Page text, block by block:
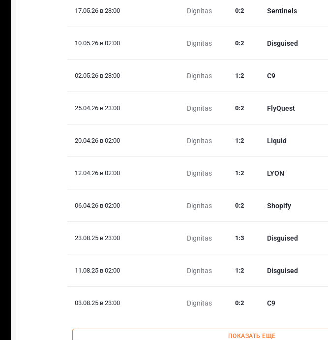
17.05.26 в 23:00 Dignitas Sentinels
0:2
10.05.26 в 02:00 Dignitas Disguised
0:2
02.05.26 в 23:00 Dignitas C9
1 :2
25.04.26 в 23:00 Dignitas FlyQuest
0:2
20.04.26 в 02:00 Dignitas Liquid
1 :2
12.04.26 в 02:00 Dignitas LYON
1 :2
06.04.26 в 02:00 Dignitas Shopify
0:2
23.08.25 в 23:00 Dignitas Disguised
1 :3
11.08.25 в 02:00 Dignitas Disguised
1 :2
03.08.25 в 23:00 Dignitas C9
0:2
ПОКАЗАТЬ ЕЩЕ